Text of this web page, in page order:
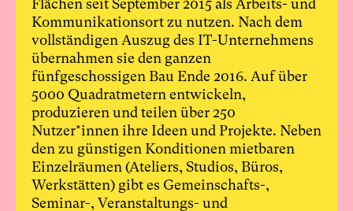
Kommunikationsort zu nutzen. Nach dem
vollständigen Auszug des IT-Unternehmens
übernahmen sie den ganzen
fünfgeschossigen Bau Ende 2016. Auf über
5000 Quadratmetern entwickeln,
produzieren und teilen über 250
Nutzer*innen ihre Ideen und Projekte. Neben
den zu günstigen Konditionen mietbaren
Einzelräumen (Ateliers, Studios, Büros,
Werkstätten) gibt es Gemeinschafts-,
Seminar-, Veranstaltungs- und